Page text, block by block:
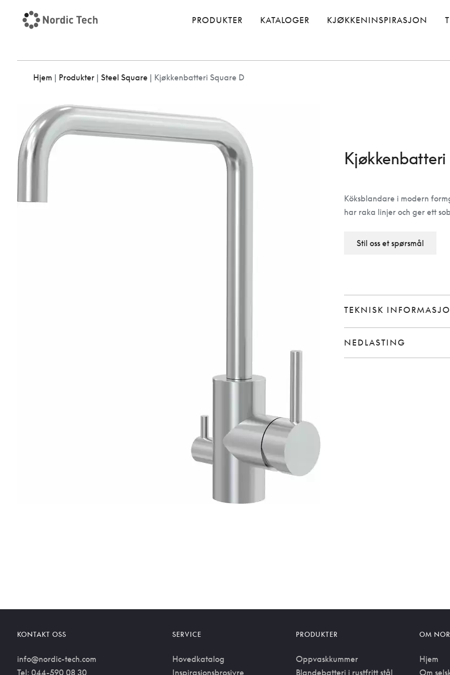
PRODUKTER KATALOGER KJØKKENINSPIRASJON
Hjem | Produkter| Steel Square | Kjøkkenbatteri Square D
Kjøkkenbatteri
Köksblandare i modern
har raka linjer och ger ett
Stil oss et spørsmål
TEKNISK
NEDLASTING
KONTAKT OSS
info@nordic-tech.com
Tel: 044-590 08 30
SERVICE
Hovedkatalog
Inspirasjonsbrosjyre
PRODUKTER
Oppvaskkummer
Blandebatteri i rustfritt stål
OM
Hjem
Om